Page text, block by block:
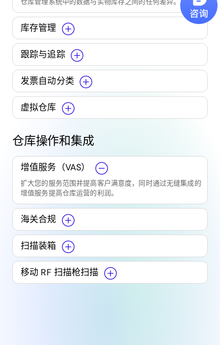
库存管理
跟踪与追踪
发票自动分类
虚拟仓库
仓库操作和集成
增值服务（VAS）
扩大您的服务范围并提高客户满意度，同时通过无缝集成的
增值服务提高仓库运营的利润。
海关合规
扫描装箱
移动 RF 扫描枪扫描